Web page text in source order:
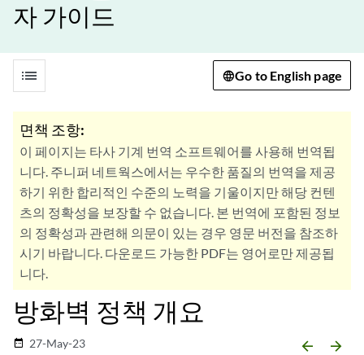
자 가이드
list Go to English page
면책 조항:
이 페이지는 타사 기계 번역 소프트웨어를 사용해 번역됩
니다. 주니퍼 네트웍스에서는 우수한 품질의 번역을 제공
하기 위한 합리적인 수준의 노력을 기울이지만 해당 컨텐
츠의 정확성을 보장할 수 없습니다. 본 번역에 포함된 정보
의 정확성과 관련해 의문이 있는 경우 영문 버전을 참조하
시기 바랍니다. 다운로드 가능한 PDF는 영어로만 제공됩
니다.
방화벽 정책 개요
date_range 27-May-23 arrow_backward arrow_forward